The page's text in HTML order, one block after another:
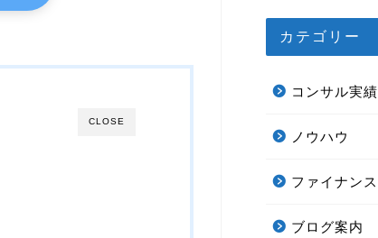
CLOSE
カテゴリー
コンサル実績
ノウハウ
ファイナンス
ブログ案内